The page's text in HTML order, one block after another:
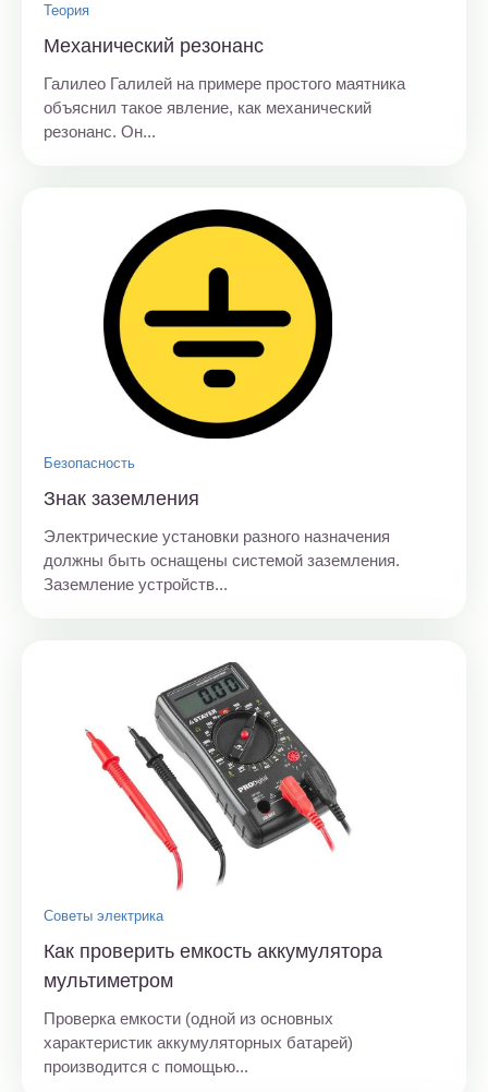
Теория
Механический резонанс
Галилео Галилей на примере простого маятника
объяснил такое явление, как механический
резонанс. Он...
Безопасность
Знак заземления
Электрические установки разного назначения
должны быть оснащены системой заземления.
Заземление устройств...
Советы электрика
Как проверить емкость аккумулятора
мультиметром
Проверка емкости (одной из основных
характеристик аккумуляторных батарей)
производится с помощью...